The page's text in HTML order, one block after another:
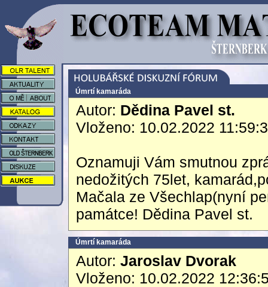
Úmrtí kamaráda
Autor: Dědina Pavel st.
Vloženo: 10.02.2022
Oznamuji Vám smutnou
nedožitých 75let,
Mačala ze Všechlap(nyní
památce! Dědina Pavel st.
Úmrtí kamaráda
Autor: Jaroslav Dvorak
Vloženo: 10.02.2022